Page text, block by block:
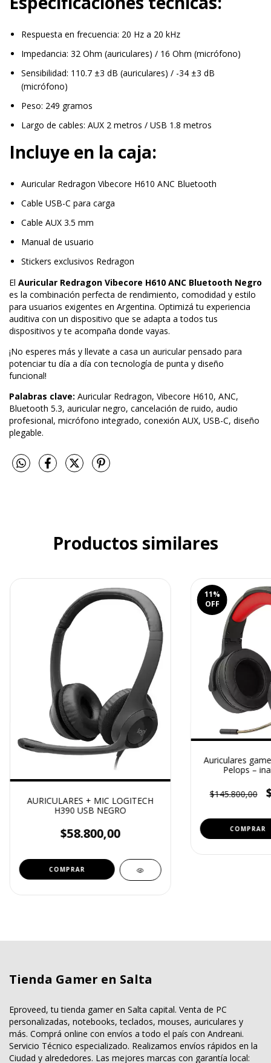
Respuesta en frecuencia: 20 Hz a 20 kHz
Impedancia: 32 Ohm (auriculares) / 16 Ohm (micrófono)
Sensibilidad: 110.7 ±3 dB (auriculares) / -34 ±3 dB
(micrófono)
Peso: 249 gramos
Largo de cables: AUX 2 metros / USB 1.8 metros
Incluye en la caja:
Auricular Redragon Vibecore H610 ANC Bluetooth
Cable USB-C para carga
Cable AUX 3.5 mm
Manual de usuario
Stickers exclusivos Redragon
El Auricular Redragon Vibecore H610 ANC Bluetooth Negro
es la combinación perfecta de rendimiento, comodidad y estilo
para usuarios exigentes en Argentina. Optimizá tu experiencia
auditiva con un dispositivo que se adapta a todos tus
dispositivos y te acompaña donde vayas.
¡No esperes más y llevate a casa un auricular pensado para
potenciar tu día a día con tecnología de punta y diseño
funcional!
Palabras clave: Auricular Redragon, Vibecore H610, ANC,
Bluetooth 5.3, auricular negro, cancelación de ruido, audio
profesional, micrófono integrado, conexión AUX, USB-C, diseño
plegable.
Productos similares
AURICULARES + MIC LOGITECH
H390 USB NEGRO
$58.800,00
11%
OFF
Auriculares
Pelops –
$145.800,00
Tienda Gamer en Salta
Eproveed, tu tienda gamer en Salta capital. Venta de PC
personalizadas, notebooks, teclados, mouses, auriculares y
más. Comprá online con envíos a todo el país con Andreani.
Servicio Técnico especializado. Realizamos envíos rápidos en la
Ciudad y alrededores. Las mejores marcas con garantía local: